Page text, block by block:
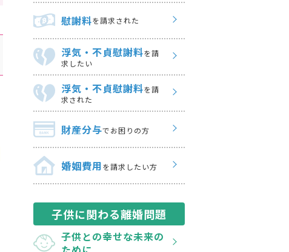
慰謝料を請求された
浮気・不貞慰謝料を請
求したい
浮気・不貞慰謝料を請
求された
財産分与でお困りの方
婚姻費用を請求したい方
子供に関わる離婚問題
子供との幸せな未来の